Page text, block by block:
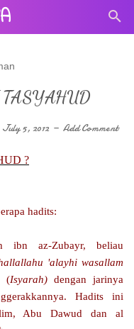
5, 2012 Add Comment
?
hadits:
ibn az-Zubayr, beliau
'alayhi wasallam
(Isyarah) dengan jarinya
Hadits ini
Abu Dawud dan al